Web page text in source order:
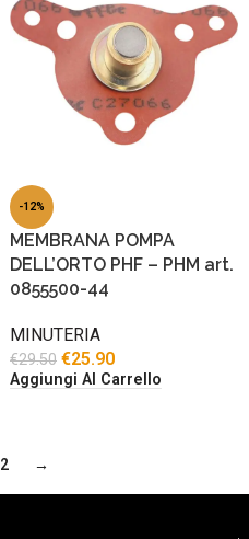
-12%
MEMBRANA POMPA
DELL’ORTO PHF – PHM art.
0855500-44
MINUTERIA
€29.50 €25.90
Aggiungi Al Carrello
2 →